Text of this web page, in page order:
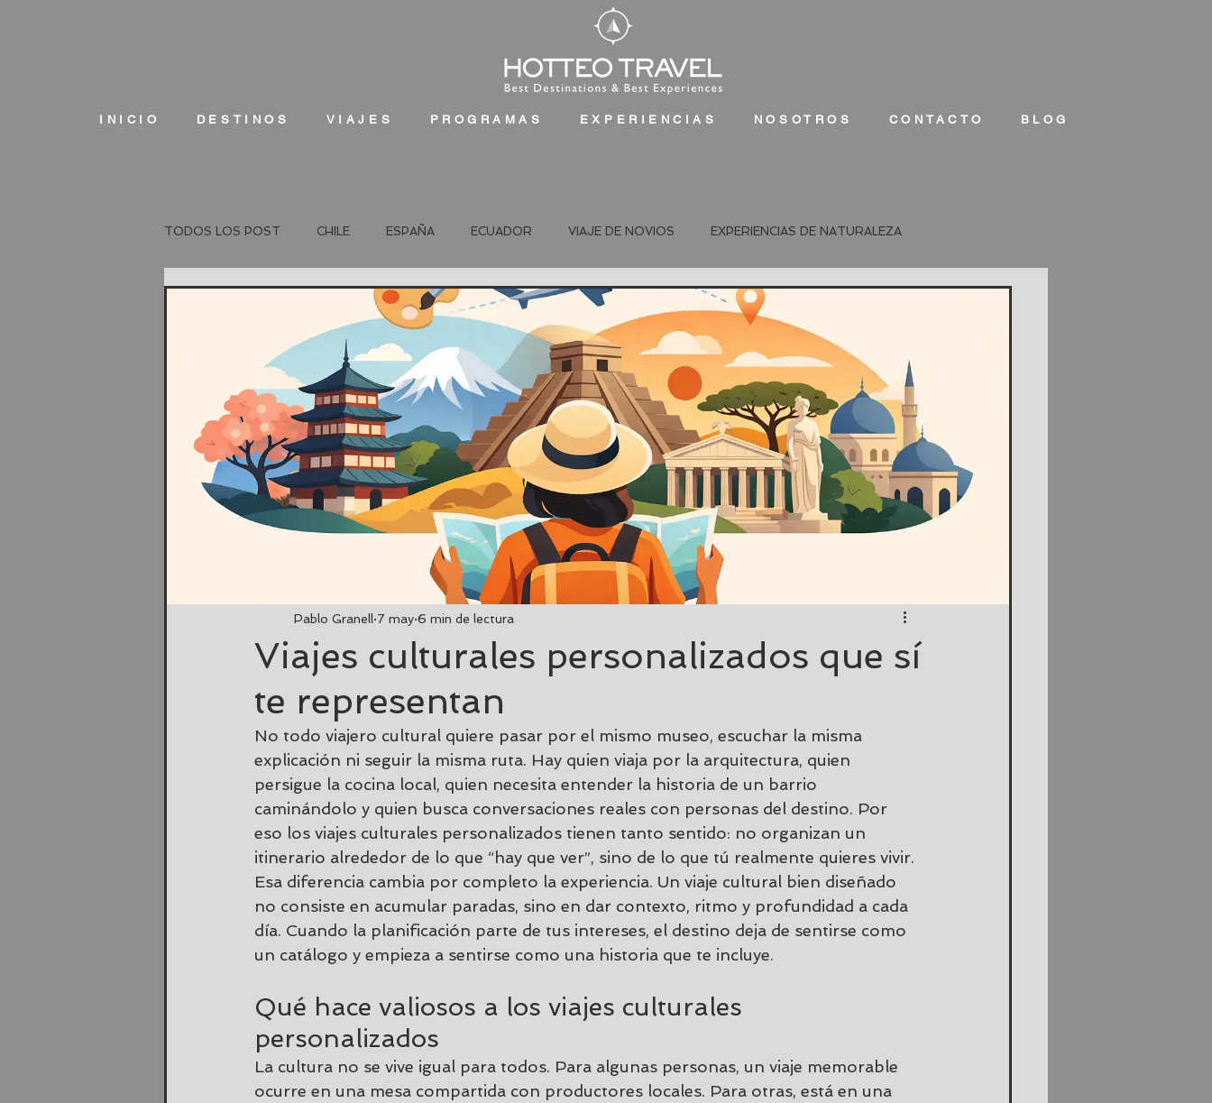
INICIO DESTINOS VIAJES PROGRAMAS EXPERIENCIAS NOSOTROS CONTACTO BLOG
TODOS LOS POST CHILE ESPAÑA ECUADOR VIAJE DE NOVIOS EXPERIENCIAS DE NATURALEZA
Viajes culturales personalizados que sí
te representan
Pablo Granell 7 may 6 min de lectura
No todo viajero cultural quiere pasar por el mismo museo, escuchar la misma
explicación ni seguir la misma ruta. Hay quien viaja por la arquitectura, quien
persigue la cocina local, quien necesita entender la historia de un barrio
caminándolo y quien busca conversaciones reales con personas del destino. Por
eso los viajes culturales personalizados tienen tanto sentido: no organizan un
itinerario alrededor de lo que “hay que ver”, sino de lo que tú realmente quieres vivir.
Esa diferencia cambia por completo la experiencia. Un viaje cultural bien diseñado
no consiste en acumular paradas, sino en dar contexto, ritmo y profundidad a cada
día. Cuando la planificación parte de tus intereses, el destino deja de sentirse como
un catálogo y empieza a sentirse como una historia que te incluye.
Qué hace valiosos a los viajes culturales
personalizados
La cultura no se vive igual para todos. Para algunas personas, un viaje memorable
ocurre en una mesa compartida con productores locales. Para otras, está en una